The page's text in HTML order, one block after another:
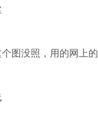
图没照，用的网上的